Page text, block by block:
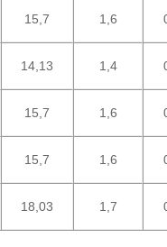
15,7 1,6
14,13 1,4
15,7 1,6
15,7 1,6
18,03 1,7